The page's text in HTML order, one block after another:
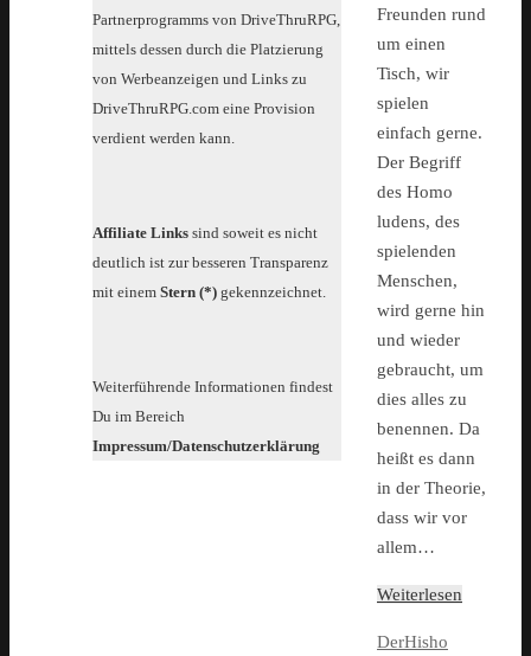
Freunden rund
um einen
Tisch, wir
spielen
einfach gerne.
Der Begriff
des Homo
ludens, des
spielenden
Menschen,
wird gerne hin
und wieder
gebraucht, um
dies alles zu
benennen. Da
heißt es dann
in der Theorie,
dass wir vor
allem…
Weiterlesen
DerHisho
Partnerprogramms von DriveThruRPG,
mittels dessen durch die Platzierung
von Werbeanzeigen und Links zu
DriveThruRPG.com eine Provision
verdient werden kann.
Affiliate Links sind soweit es nicht
deutlich ist zur besseren Transparenz
mit einem Stern (*) gekennzeichnet.
Weiterführende Informationen findest
Du im Bereich
Impressum/Datenschutzerklärung